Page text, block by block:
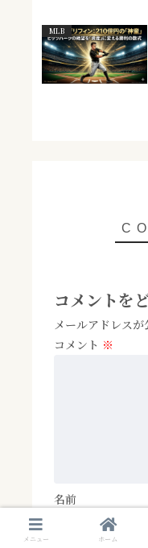
MLB
コメントを
メールアドレスが
コメント ※
名前
メニュー ホーム